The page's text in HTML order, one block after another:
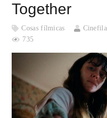
Together
Cosas fílmicas Cinefila
735